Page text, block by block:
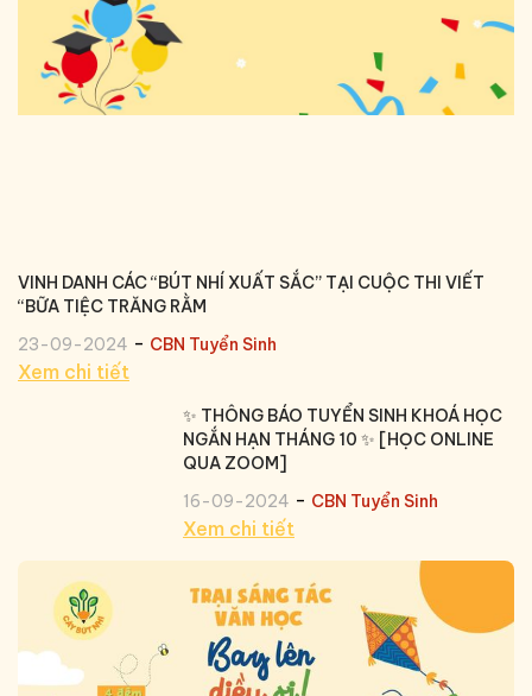
VINH DANH CÁC “BÚT NHÍ XUẤT SẮC” TẠI CUỘC THI VIẾT
“BỮA TIỆC TRĂNG RẰM
23-09-2024 - CBN Tuyển Sinh
Xem chi tiết
✨ THÔNG BÁO TUYỂN SINH KHOÁ HỌC
NGẮN HẠN THÁNG 10 ✨ [HỌC ONLINE
QUA ZOOM]
16-09-2024 - CBN Tuyển Sinh
Xem chi tiết